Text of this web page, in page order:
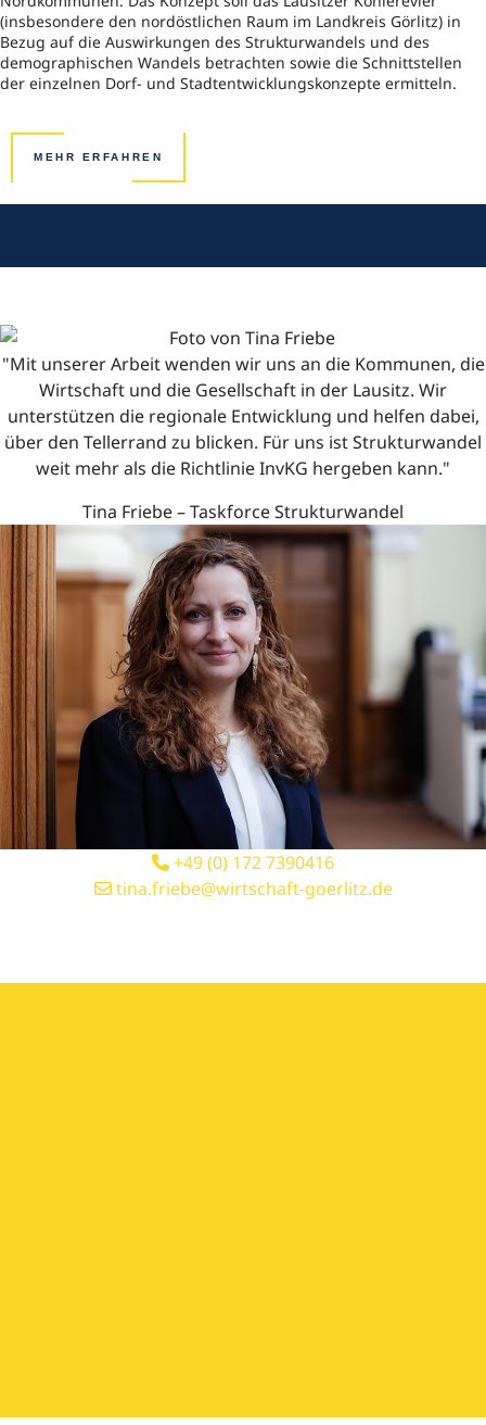
(insbesondere den nordöstlichen Raum im Landkreis Görlitz) in
Bezug auf die Auswirkungen des Strukturwandels und des
demographischen Wandels betrachten sowie die Schnittstellen
der einzelnen Dorf- und Stadtentwicklungskonzepte ermitteln.
MEHR ERFAHREN
"Mit unserer Arbeit wenden wir uns an die Kommunen, die
Wirtschaft und die Gesellschaft in der Lausitz. Wir
unterstützen die regionale Entwicklung und helfen dabei,
über den Tellerrand zu blicken. Für uns ist Strukturwandel
weit mehr als die Richtlinie InvKG hergeben kann."
Tina Friebe – Taskforce Strukturwandel
+49 (0) 172 7390416
tina.friebe@wirtschaft-goerlitz.de